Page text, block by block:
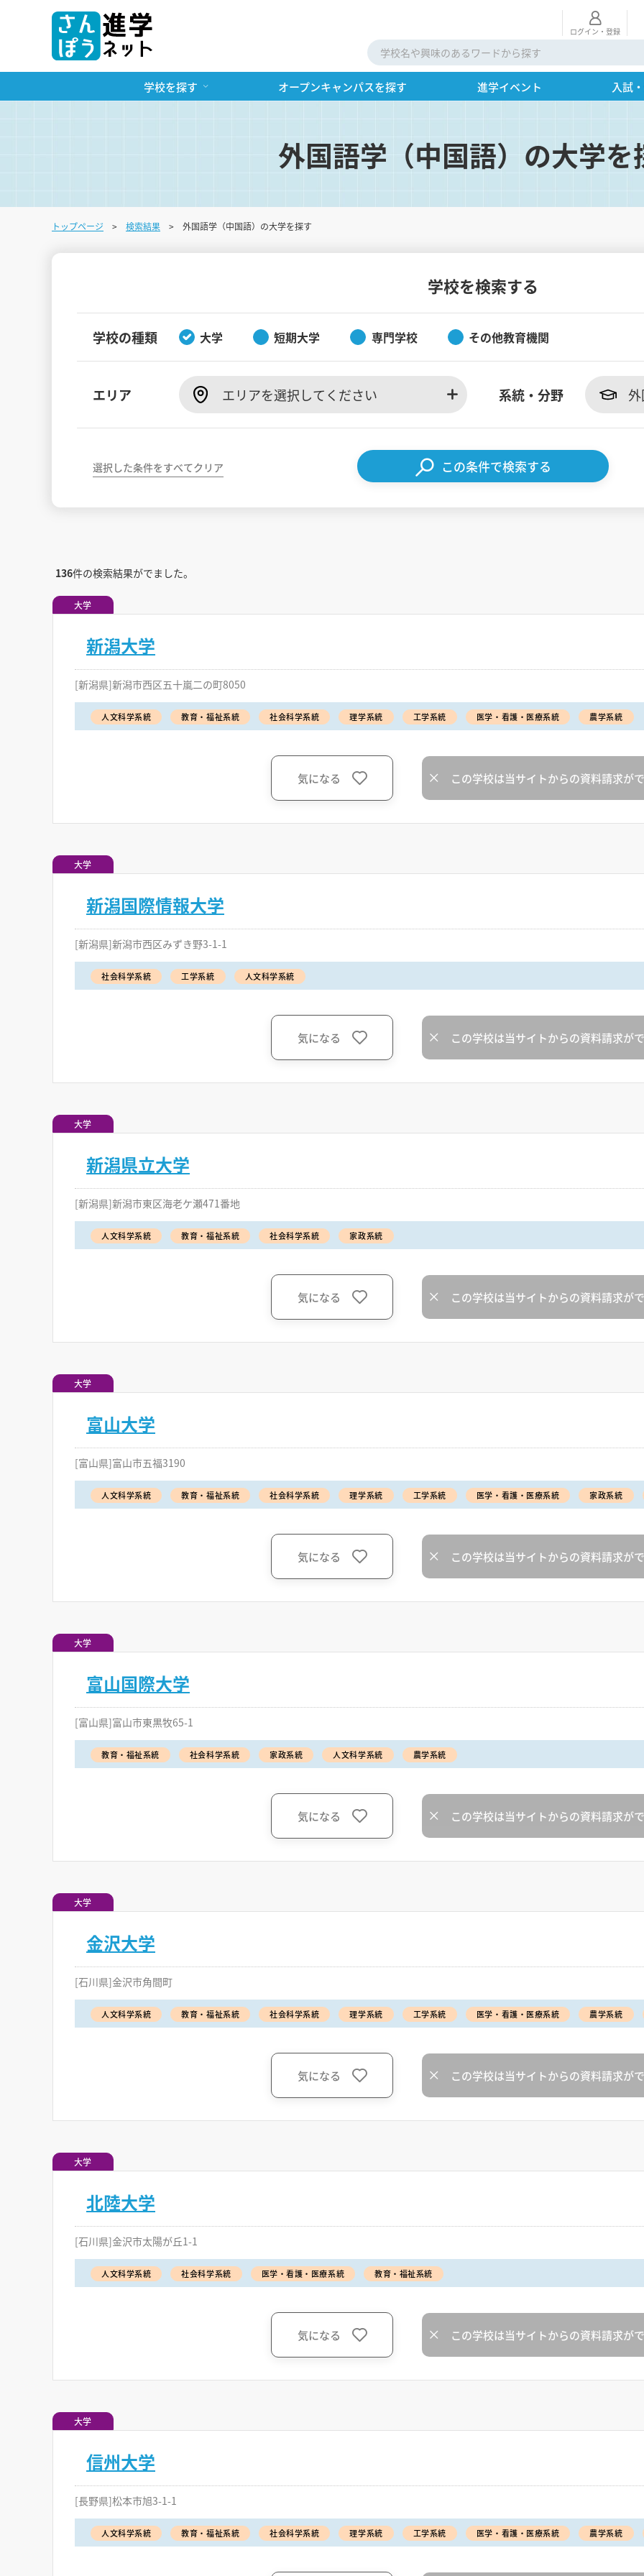
ログイン・登録
学校を探す オープンキャンパスを探す 進学イベント 入試
外国語学（中国語）の大学を
トップページ 検索結果 外国語学（中国語）の大学を探す
学校を検索する
学校の種類 大学 短期大学 専門学校 その他教育機関
エリア エリアを選択してください 系統・分野 外
この条件で検索する
選択した条件をすべてクリア
136件の検索結果がでました。
大学
新潟大学
[新潟県]新潟市西区五十嵐二の町8050
人文科学系統 教育・福祉系統 社会科学系統 理学系統 工学系統 医学・看護・医療系統 農学系統
気になる この学校は当サイトからの資料請求が
大学
新潟国際情報大学
[新潟県]新潟市西区みずき野3-1-1
社会科学系統 工学系統 人文科学系統
気になる この学校は当サイトからの資料請求が
大学
新潟県立大学
[新潟県]新潟市東区海老ケ瀬471番地
人文科学系統 教育・福祉系統 社会科学系統 家政系統
気になる この学校は当サイトからの資料請求が
大学
富山大学
[富山県]富山市五福3190
人文科学系統 教育・福祉系統 社会科学系統 理学系統 工学系統 医学・看護・医療系統 家政系統
気になる この学校は当サイトからの資料請求が
大学
富山国際大学
[富山県]富山市東黒牧65-1
教育・福祉系統 社会科学系統 家政系統 人文科学系統 農学系統
気になる この学校は当サイトからの資料請求が
大学
金沢大学
[石川県]金沢市角間町
人文科学系統 教育・福祉系統 社会科学系統 理学系統 工学系統 医学・看護・医療系統 農学系統
気になる この学校は当サイトからの資料請求が
大学
北陸大学
[石川県]金沢市太陽が丘1-1
人文科学系統 社会科学系統 医学・看護・医療系統 教育・福祉系統
気になる この学校は当サイトからの資料請求が
大学
信州大学
[長野県]松本市旭3-1-1
人文科学系統 教育・福祉系統 社会科学系統 理学系統 工学系統 医学・看護・医療系統 農学系統